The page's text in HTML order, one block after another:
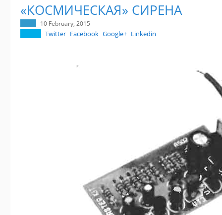
«КОСМИЧЕСКАЯ» СИРЕНА
10 February, 2015
Twitter Facebook Google+ Linkedin